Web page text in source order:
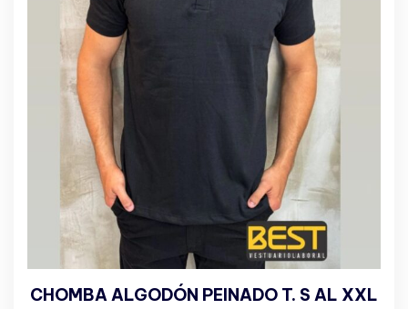
CHOMBA ALGODÓN PEINADO T. S AL XXL